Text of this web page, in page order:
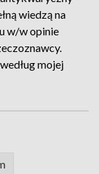
wiedzą na
w/w opinie
mojej